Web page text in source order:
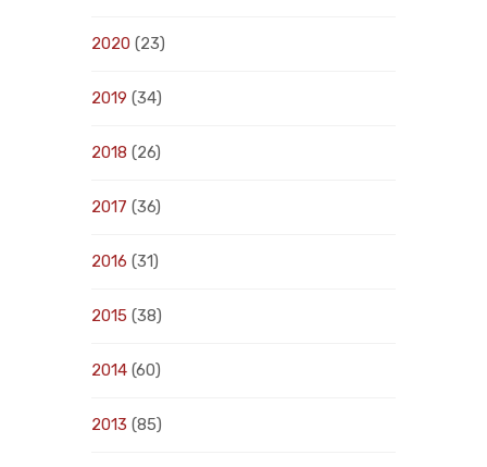
2020 (23)
2019 (34)
2018 (26)
2017 (36)
2016 (31)
2015 (38)
2014 (60)
2013 (85)